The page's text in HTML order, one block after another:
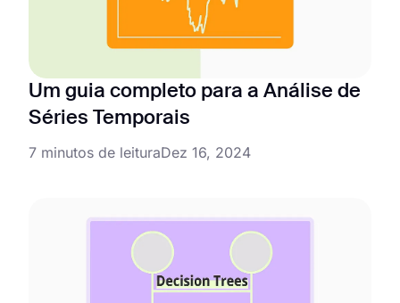
Um guia completo para a Análise de
Séries Temporais
7 minutos de leituraDez 16, 2024